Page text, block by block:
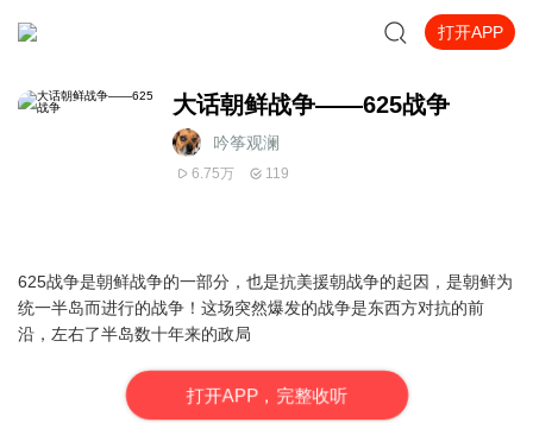
打开APP
大话朝鲜战争——625战争
吟筝观澜
6.75万 119
625战争是朝鲜战争的一部分，也是抗美援朝战争的起因，是朝鲜为
统一半岛而进行的战争！这场突然爆发的战争是东西方对抗的前
沿，左右了半岛数十年来的政局
打开APP，完整收听